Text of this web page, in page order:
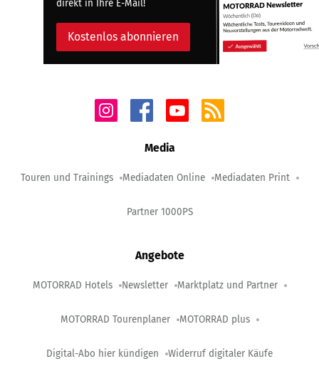
direkt in Ihre E-Mail!
Kostenlos abonnieren
Media
Touren und Trainings Mediadaten Online Mediadaten Print
Partner 1000PS
Angebote
MOTORRAD Hotels Newsletter Marktplatz und Partner
MOTORRAD Tourenplaner MOTORRAD plus
Digital-Abo hier kündigen Widerruf digitaler Käufe